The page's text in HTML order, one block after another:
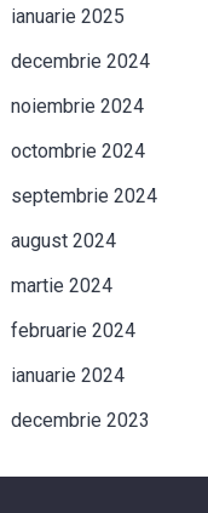
ianuarie 2025
decembrie 2024
noiembrie 2024
octombrie 2024
septembrie 2024
august 2024
martie 2024
februarie 2024
ianuarie 2024
decembrie 2023